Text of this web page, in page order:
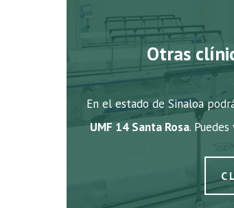
Otras
En el estado de Sinaloa
UMF 14 Santa Rosa.